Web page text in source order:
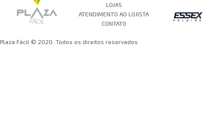
LOJAS
ATENDIMENTO AO LOJISTA
CONTATO
Plaza Fácil © 2020. Todos os direitos reservados.